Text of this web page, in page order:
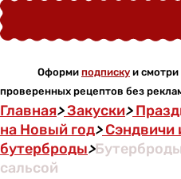
Оформи подписку и
проверенных рецептов без
Главная>Закуски>
на Новый год>Сэндвичи
бутерброды>
сальсой